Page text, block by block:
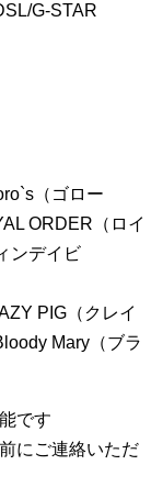
G-STAR
（ゴロー
ORDER（ロイ
ンデイビ
PIG（クレイ
Mary（ブラ
です
にご連絡いただ